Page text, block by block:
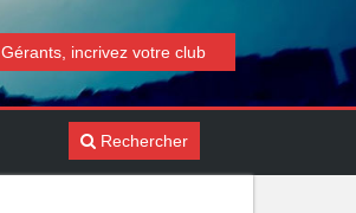
Gérants, incrivez votre club
Rechercher